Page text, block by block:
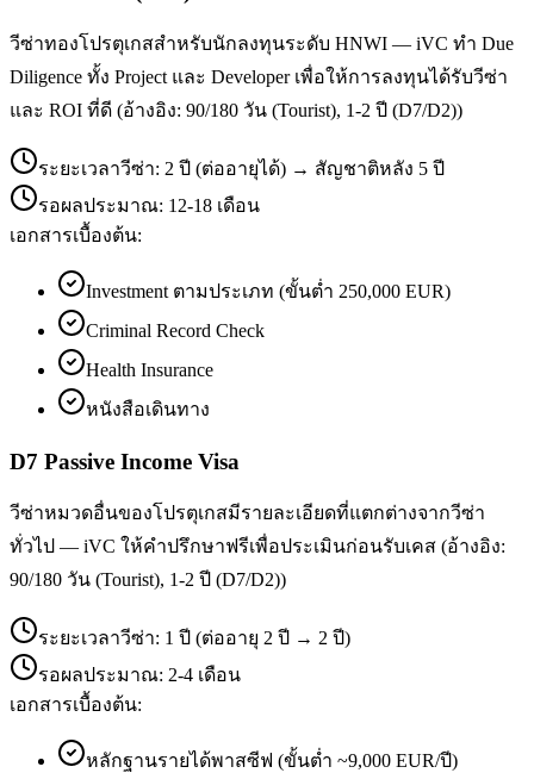
วีซ่าทองโปรตุเกสสำหรับนักลงทุนระดับ HNWI — iVC ทำ Due
Diligence ทั้ง Project และ Developer เพื่อให้การลงทุนได้รับวีซ่า
และ ROI ที่ดี (อ้างอิง: 90/180 วัน (Tourist), 1-2 ปี (D7/D2))
ระยะเวลาวีซ่า: 2 ปี (ต่ออายุได้) → สัญชาติหลัง 5 ปี
รอผลประมาณ: 12-18 เดือน
เอกสารเบื้องต้น:
Investment ตามประเภท (ขั้นต่ำ 250,000 EUR)
Criminal Record Check
Health Insurance
หนังสือเดินทาง
D7 Passive Income Visa
วีซ่าหมวดอื่นของโปรตุเกสมีรายละเอียดที่แตกต่างจากวีซ่า
ทั่วไป — iVC ให้คำปรึกษาฟรีเพื่อประเมินก่อนรับเคส (อ้างอิง:
90/180 วัน (Tourist), 1-2 ปี (D7/D2))
ระยะเวลาวีซ่า: 1 ปี (ต่ออายุ 2 ปี → 2 ปี)
รอผลประมาณ: 2-4 เดือน
เอกสารเบื้องต้น:
หลักฐานรายได้พาสซีฟ (ขั้นต่ำ ~9,000 EUR/ปี)